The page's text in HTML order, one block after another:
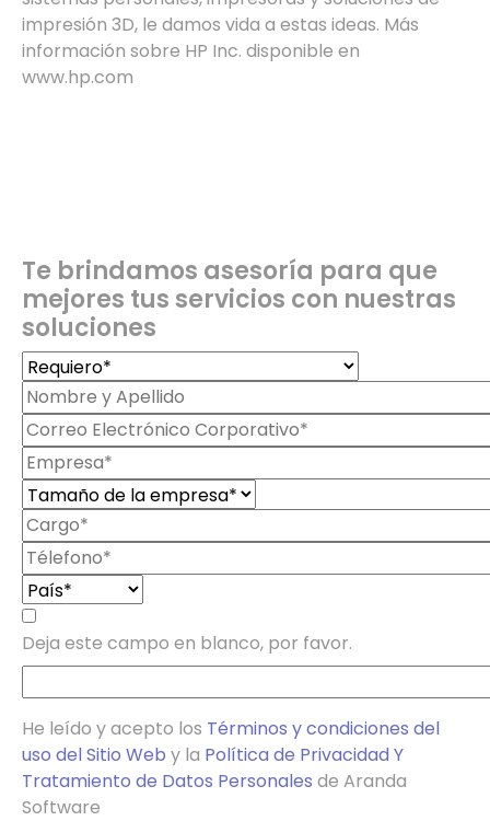
impresión 3D, le damos vida a estas ideas. Más
información sobre HP Inc. disponible en
www.hp.com
Te brindamos asesoría para que
mejores tus servicios con nuestras
soluciones
Deja este campo en blanco, por favor.
He leído y acepto los Términos y condiciones del
uso del Sitio Web y la Política de Privacidad Y
Tratamiento de Datos Personales de Aranda
Software